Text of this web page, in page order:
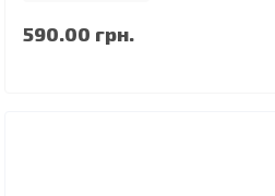
590.00 грн.